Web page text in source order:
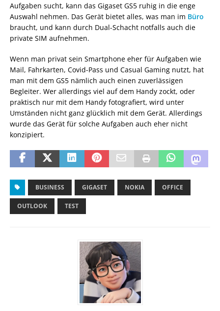
Aufgaben sucht, kann das Gigaset GS5 ruhig in die enge
Auswahl nehmen. Das Gerät bietet alles, was man im Büro
braucht, und kann durch Dual-Schacht notfalls auch die
private SIM aufnehmen.
Wenn man privat sein Smartphone eher für Aufgaben wie
Mail, Fahrkarten, Covid-Pass und Casual Gaming nutzt, hat
man mit dem GS5 nämlich auch einen zuverlässigen
Begleiter. Wer allerdings viel auf dem Handy zockt, oder
praktisch nur mit dem Handy fotografiert, wird unter
Umständen nicht ganz glücklich mit dem Gerät. Allerdings
wurde das Gerät für solche Aufgaben auch eher nicht
konzipiert.
BUSINESS GIGASET NOKIA OFFICE
OUTLOOK TEST